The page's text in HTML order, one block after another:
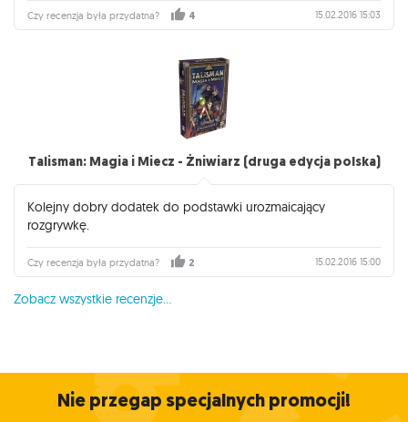
Czy recenzja była przydatna? 4 15.02.2016 15:03
Talisman: Magia i Miecz - Żniwiarz (druga edycja polska)
Kolejny dobry dodatek do podstawki urozmaicający
rozgrywkę.
Czy recenzja była przydatna? 2 15.02.2016 15:00
Zobacz wszystkie recenzje...
Nie przegap specjalnych promocji!